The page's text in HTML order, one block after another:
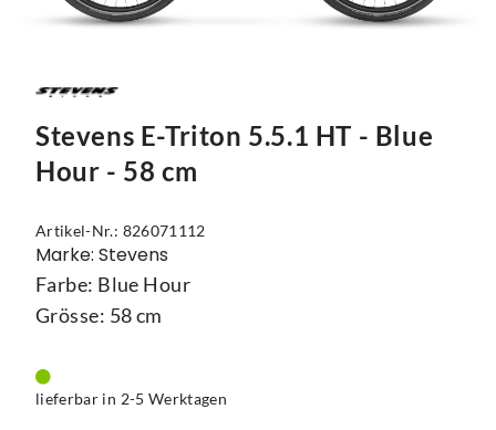
Mützen
Regenbekleidung
Schuhe
Streetwear
Trikots
Unterwäsche
Touring
Kettenblätter
Laufräder
Lenker
Pedale
Sättel
Schaltung
Flaschen
Gepäckträger
Kettenschutz
Klingeln & Hupen
Pumpen
Schlösser
Stevens E-Triton 5.5.1 HT - Blue
Hour - 58 cm
Artikel-Nr.: 826071112
Marke: Stevens
Farbe: Blue Hour
Grösse: 58 cm
lieferbar in 2-5 Werktagen